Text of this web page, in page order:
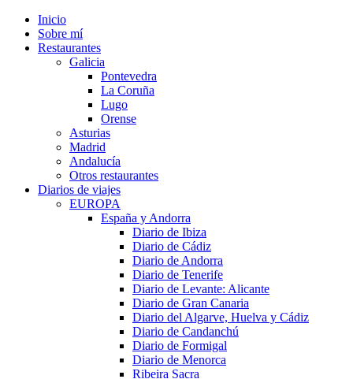
Inicio
Sobre mí
Restaurantes
Galicia
Pontevedra
La Coruña
Lugo
Orense
Asturias
Madrid
Andalucía
Otros restaurantes
Diarios de viajes
EUROPA
España y Andorra
Diario de Ibiza
Diario de Cádiz
Diario de Andorra
Diario de Tenerife
Diario de Levante: Alicante
Diario de Gran Canaria
Diario del Algarve, Huelva y Cádiz
Diario de Candanchú
Diario de Formigal
Diario de Menorca
Ribeira Sacra